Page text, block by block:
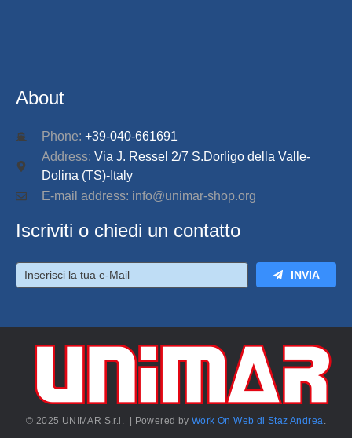
About
Phone: +39-040-661691
Address: Via J. Ressel 2/7 S.Dorligo della Valle-
Dolina (TS)-Italy
E-mail address: info@unimar-shop.org
Iscriviti o chiedi un contatto
INVIA
© 2025 UNIMAR S.r.l. | Powered byWork On Web di Staz Andrea.